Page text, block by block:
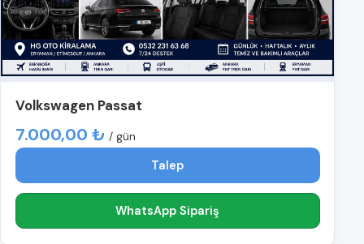
Volkswagen Passat
7.000,00 ₺ / gün
Talep
WhatsApp Sipariş